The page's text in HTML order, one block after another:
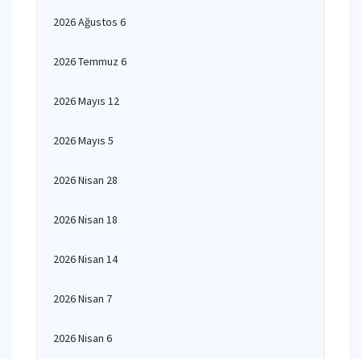
2026 Ağustos 6
2026 Temmuz 6
2026 Mayıs 12
2026 Mayıs 5
2026 Nisan 28
2026 Nisan 18
2026 Nisan 14
2026 Nisan 7
2026 Nisan 6